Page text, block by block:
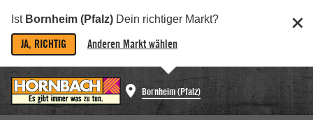
Ist Bornheim (Pfalz) Dein richtiger Markt?
JA, RICHTIG Anderen Markt wählen
Bornheim (Pfalz)